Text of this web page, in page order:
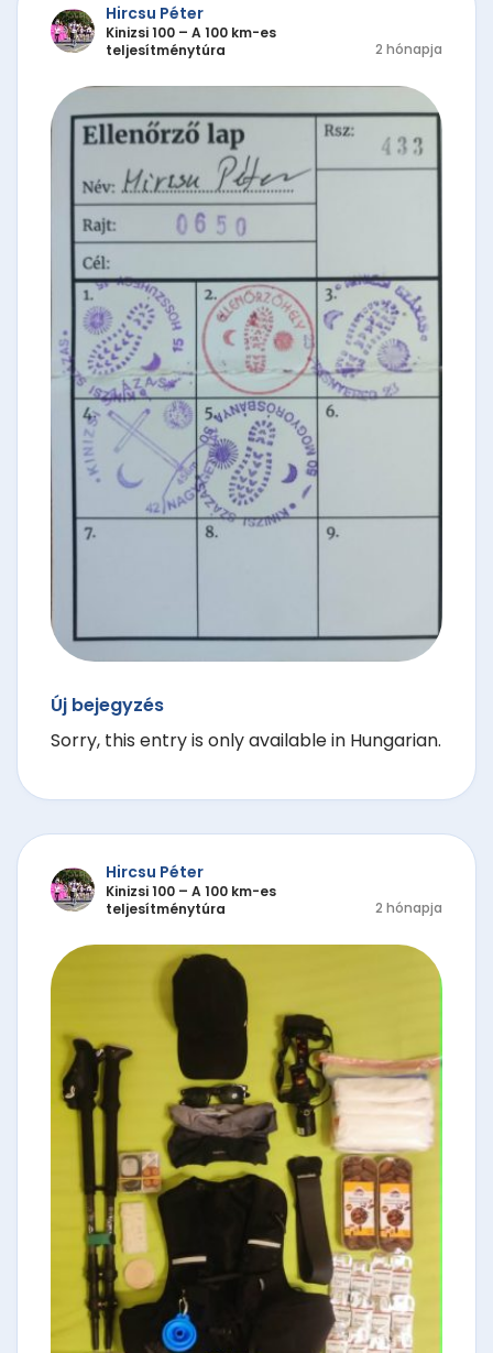
Hircsu Péter
Kinizsi 100 – A 100 km-es
teljesítménytúra
2 hónapja
Új bejegyzés
Sorry, this entry is only available in Hungarian.
Hircsu Péter
Kinizsi 100 – A 100 km-es
teljesítménytúra
2 hónapja